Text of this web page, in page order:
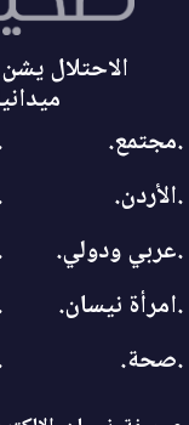
الاحتلال
.مجتمع.
.الأردن.
.عربي ودولي.
.امرأة نيسان.
.صحة.